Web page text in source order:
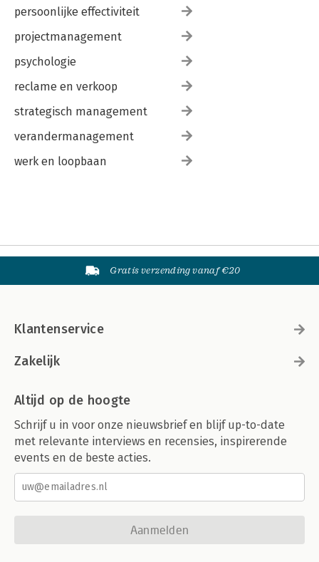
persoonlijke effectiviteit
projectmanagement
psychologie
reclame en verkoop
strategisch management
verandermanagement
werk en loopbaan
Gratis verzending vanaf €20
Klantenservice
Zakelijk
Altijd op de hoogte
Schrijf u in voor onze nieuwsbrief en blijf up-to-date
met relevante interviews en recensies, inspirerende
events en de beste acties.
Aanmelden